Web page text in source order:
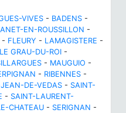
VIVES - BADENS -
EN-ROUSSILLON -
- FLEURY - LAMAGISTERE -
LE GRAU-DU-ROI -
- MAUGUIO -
- RIBENNES -
DE-VEDAS - SAINT-
- SAINT-LAURENT-
CHATEAU - SERIGNAN -